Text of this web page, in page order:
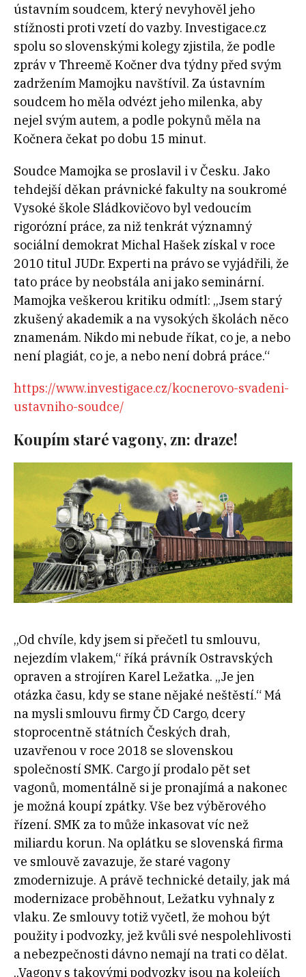
ústavním soudcem, který nevyhověl jeho
stížnosti proti vzetí do vazby. Investigace.cz
spolu so slovenskými kolegy zjistila, že podle
zpráv v Threemě Kočner dva týdny před svým
zadržením Mamojku navštívil. Za ústavním
soudcem ho měla odvézt jeho milenka, aby
nejel svým autem, a podle pokynů měla na
Kočnera čekat po dobu 15 minut.
Soudce Mamojka se proslavil i v Česku. Jako
tehdejší děkan právnické fakulty na soukromé
Vysoké škole Sládkovičovo byl vedoucím
rigorózní práce, za niž tenkrát významný
sociální demokrat Michal Hašek získal v roce
2010 titul JUDr. Experti na právo se vyjádřili, že
tato práce by neobstála ani jako seminární.
Mamojka veškerou kritiku odmítl: „Jsem starý
zkušený akademik a na vysokých školách něco
znamenám. Nikdo mi nebude říkat, co je, a nebo
není plagiát, co je, a nebo není dobrá práce.“
https://www.investigace.cz/kocnerovo-svadeni-
ustavniho-soudce/
Koupím staré vagony, zn: draze!
„Od chvíle, kdy jsem si přečetl tu smlouvu,
nejezdím vlakem,“ říká právník Ostravských
opraven a strojíren Karel Ležatka. „Je jen
otázka času, kdy se stane nějaké neštěstí.“ Má
na mysli smlouvu firmy ČD Cargo, dcery
stoprocentně státních Českých drah,
uzavřenou v roce 2018 se slovenskou
společností SMK. Cargo jí prodalo pět set
vagonů, momentálně si je pronajímá a nakonec
je možná koupí zpátky. Vše bez výběrového
řízení. SMK za to může inkasovat víc než
miliardu korun. Na oplátku se slovenská firma
ve smlouvě zavazuje, že staré vagony
zmodernizuje. A právě technické detaily, jak má
modernizace proběhnout, Ležatku vyhnaly z
vlaku. Ze smlouvy totiž vyčetl, že mohou být
použity i podvozky, jež kvůli své nespolehlivosti
a nebezpečnosti dávno nemají na trati co dělat.
„Vagony s takovými podvozky jsou na kolejích